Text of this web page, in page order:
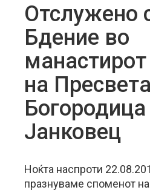
Отслужено
Бдение во
на Пресвета
Јанковец
Ноќта наспроти
празнуваме споменот